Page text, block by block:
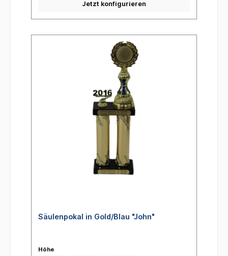
Jetzt konfigurieren
Säulenpokal in Gold/Blau "John"
Höhe